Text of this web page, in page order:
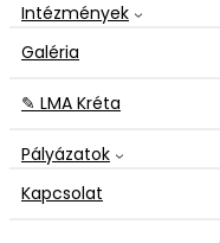
Intézmények
Galéria
✎ LMA Kréta
Pályázatok
Kapcsolat